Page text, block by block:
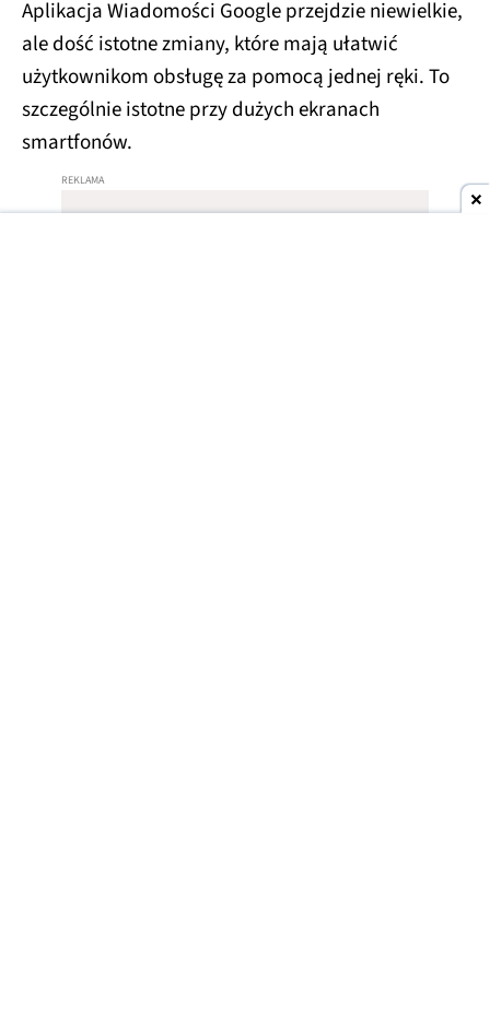
Aplikacja Wiadomości Google przejdzie niewielkie,
ale dość istotne zmiany, które mają ułatwić
użytkownikom obsługę za pomocą jednej ręki. To
szczególnie istotne przy dużych ekranach
smartfonów.